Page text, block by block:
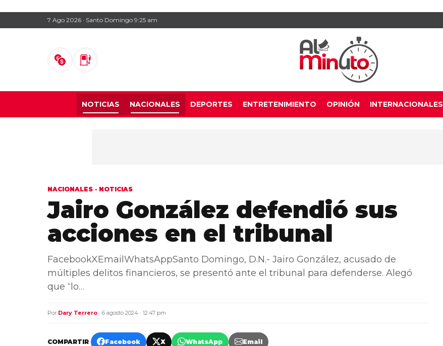
7 Ago 2026 · Santo Domingo 9:25 am
NOTICIAS NACIONALES DEPORTES ENTRETENIMIENTO OPINIÓN INTERNACIONALES
NACIONALES · NOTICIAS
Jairo González defendió sus
acciones en el tribunal
FacebookXEmailWhatsAppSanto Domingo, D.N.- Jairo González, acusado de
múltiples delitos financieros, se presentó ante el tribunal para defenderse. Alegó
que “lo…
Por Dary Terrero · 6 agosto 2024 · 12:47 pm
COMPARTIR Facebook X WhatsApp Email